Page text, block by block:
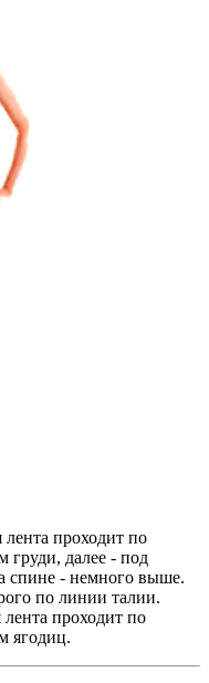
лента проходит по
груди, далее - под
- немного выше.
по линии талии.
лента проходит по
ягодиц.